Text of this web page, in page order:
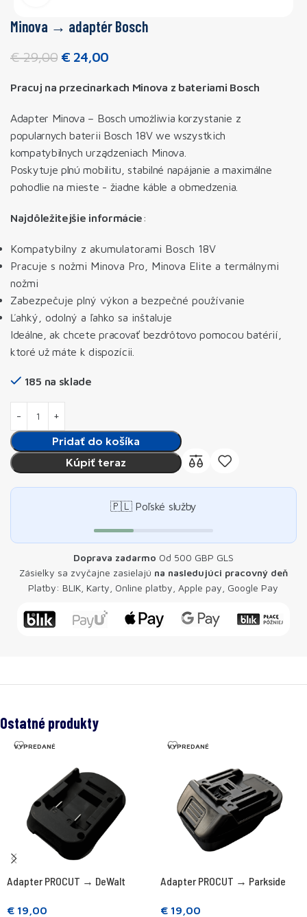
Minova → adaptér Bosch
€29,00 € 24,00
Pracuj na przecinarkach Minova z bateriami Bosch
Adapter Minova – Bosch umożliwia korzystanie z
popularnych baterii Bosch 18V we wszystkich
kompatybilnych urządzeniach Minova.
Poskytuje plnú mobilitu, stabilné napájanie a maximálne
pohodlie na mieste - žiadne káble a obmedzenia.
Najdôležitejšie informácie:
Kompatybilny z akumulatorami Bosch 18V
Pracuje s nožmi Minova Pro, Minova Elite a termálnymi
nožmi
Zabezpečuje plný výkon a bezpečné používanie
Ľahký, odolný a ľahko sa inštaluje
Ideálne, ak chcete pracovať bezdrôtovo pomocou batérií,
ktoré už máte k dispozícii.
185 na sklade
Pridať do košíka
Kúpiť teraz
🇵🇱 Poľské služby
Doprava zadarmo Od 500 GBP GLS
Zásielky sa zvyčajne zasielajú na nasledujúci pracovný deň
Platby: BLIK, Karty, Online platby, Apple pay, Google Pay
Ostatné produkty
VYPREDANÉ
Adapter PROCUT → DeWalt
€ 19,00
VYPREDANÉ
Adapter PROCUT → Parkside
€ 19,00